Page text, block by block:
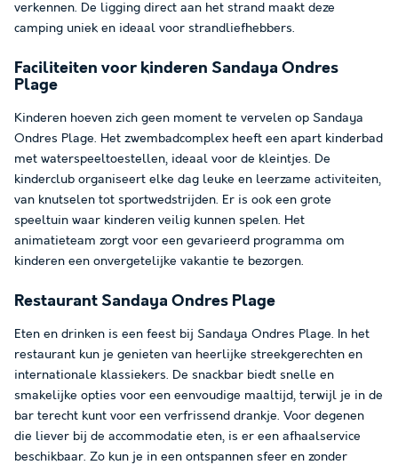
verkennen. De ligging direct aan het strand maakt deze
camping uniek en ideaal voor strandliefhebbers.
Faciliteiten voor kinderen Sandaya Ondres
Plage
Kinderen hoeven zich geen moment te vervelen op Sandaya
Ondres Plage. Het zwembadcomplex heeft een apart kinderbad
met waterspeeltoestellen, ideaal voor de kleintjes. De
kinderclub organiseert elke dag leuke en leerzame activiteiten,
van knutselen tot sportwedstrijden. Er is ook een grote
speeltuin waar kinderen veilig kunnen spelen. Het
animatieteam zorgt voor een gevarieerd programma om
kinderen een onvergetelijke vakantie te bezorgen.
Restaurant Sandaya Ondres Plage
Eten en drinken is een feest bij Sandaya Ondres Plage. In het
restaurant kun je genieten van heerlijke streekgerechten en
internationale klassiekers. De snackbar biedt snelle en
smakelijke opties voor een eenvoudige maaltijd, terwijl je in de
bar terecht kunt voor een verfrissend drankje. Voor degenen
die liever bij de accommodatie eten, is er een afhaalservice
beschikbaar. Zo kun je in een ontspannen sfeer en zonder